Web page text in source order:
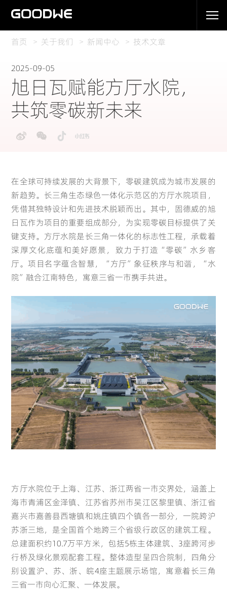
Global
首页 关于我们 新闻中心 技术文章
2025-09-05
旭日瓦赋能方厅水院，
共筑零碳新未来
在全球可持续发展的大背景下，零碳建筑成为城市发展的
新趋势。长三角生态绿色一体化示范区的方厅水院项目，
凭借其独特设计和先进技术脱颖而出。其中，固德威的旭
日瓦作为项目的重要组成部分，为实现零碳目标提供了关
键支持。方厅水院是长三角一体化的标志性工程，承载着
深厚文化底蕴和美好愿景，致力于打造“零碳”水乡客
厅。项目名字蕴含智慧，“方厅”象征秩序与和谐，“水
院”融合江南特色，寓意三省一市携手共进。
方厅水院位于上海、江苏、浙江两省一市交界处，涵盖上
海市青浦区金泽镇、江苏省苏州市吴江区黎里镇、浙江省
嘉兴市嘉善县西塘镇和姚庄镇四个镇各一部分，一院跨沪
苏浙三地，是全国首个地跨三个省级行政区的建筑工程。
总建面积约10.7万平方米，包括5栋主体建筑、3座跨河步
行桥及绿化景观配套工程。整体造型呈四合院制，四角分
别设置沪、苏、浙、皖4座主题展示场馆，寓意着长三角
三省一市向心汇聚、一体发展。